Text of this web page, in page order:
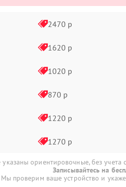
2470 р
1620 р
1020 р
870 р
1220 р
1270 р
ориентировочные, без учета
Записывайтесь на
Мы проверим ваше устройство и